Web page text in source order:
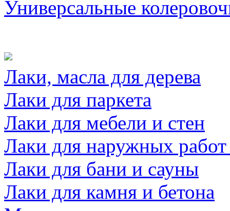
Универсальные
Лаки, масла для дерева
Лаки для паркета
Лаки для мебели и стен
Лаки для наружных
Лаки для бани и сауны
Лаки для камня и бетона